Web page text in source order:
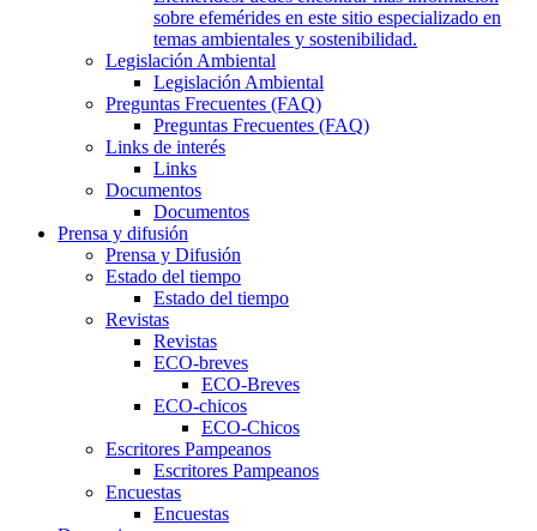
sobre efemérides en este sitio especializado en
temas ambientales y sostenibilidad.
Legislación Ambiental
Legislación Ambiental
Preguntas Frecuentes (FAQ)
Preguntas Frecuentes (FAQ)
Links de interés
Links
Documentos
Documentos
Prensa y difusión
Prensa y Difusión
Estado del tiempo
Estado del tiempo
Revistas
Revistas
ECO-breves
ECO-Breves
ECO-chicos
ECO-Chicos
Escritores Pampeanos
Escritores Pampeanos
Encuestas
Encuestas